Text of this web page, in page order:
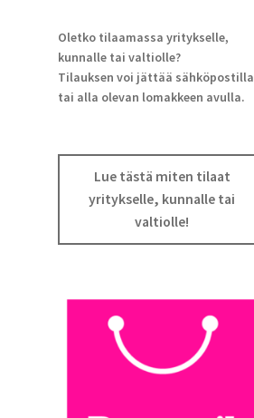
Oletko tilaamassa yritykselle,
kunnalle tai valtiolle?
Tilauksen voi jättää sähköpostilla
tai alla olevan lomakkeen avulla.
Lue tästä miten tilaat
yritykselle, kunnalle tai
valtiolle!